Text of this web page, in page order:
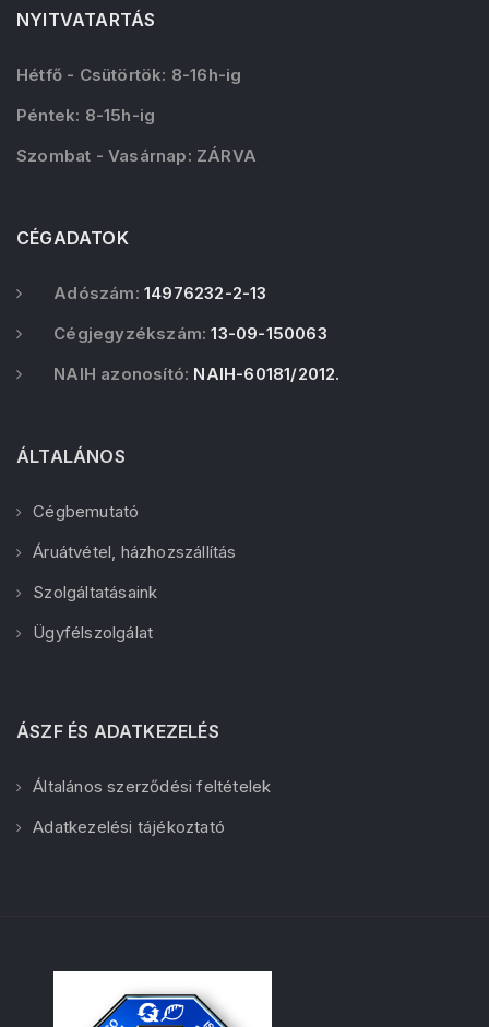
NYITVATARTÁS
Hétfő - Csütörtök: 8-16h-ig
Péntek: 8-15h-ig
Szombat - Vasárnap: ZÁRVA
CÉGADATOK
Adószám: 14976232-2-13
Cégjegyzékszám: 13-09-150063
NAIH azonosító: NAIH-60181/2012.
ÁLTALÁNOS
Cégbemutató
Áruátvétel, házhozszállítás
Szolgáltatásaink
Ügyfélszolgálat
ÁSZF ÉS ADATKEZELÉS
Általános szerződési feltételek
Adatkezelési tájékoztató